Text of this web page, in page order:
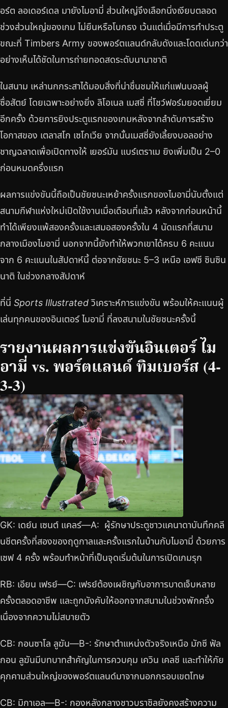
อร์ต ลอเดอร์เดล มายังไมอามี่ ส่วนใหญ่จึงเลือกนิ่งเงียบตลอด
ช่วงส่วนใหญ่ของเกม ไม่ยืนหรือโบกธง เว้นแต่เมื่อมีการทำประตู
ขณะที่ Timbers Army ของพอร์ตแลนด์กลับดังและโดดเด่นกว่า
อย่างเห็นได้ชัดในการถ่ายทอดสดระดับนานาชาติ
ในสนาม เหล่านกกระสาได้มอบสิ่งที่น่าชื่นชมให้แก่แฟนบอลผู้
ซื่อสัตย์ โดยเฉพาะอย่างยิ่ง ลิโอเนล เมสซี่ ที่โชว์ฟอร์มยอดเยี่ยม
อีกครั้ง ด้วยการยิงประตูแรกของเกมหลังจากลำดับการสร้าง
โอกาสของ เตลาสโก เซโกเวีย จากนั้นเมสซี่ยังเลี้ยงบอลอย่าง
ชาญฉลาดเพื่อเปิดทางให้ เยอร์มัน แบร์เตราเม ยิงเพิ่มเป็น 2–0
ก่อนหมดครึ่งแรก
ผลการแข่งขันนี้ถือเป็นชัยชนะเหย้าครั้งแรกของไมอามี่นับตั้งแต่
สนามกีฬาแห่งใหม่เปิดใช้งานเมื่อเดือนที่แล้ว หลังจากก่อนหน้านี้
ทำได้เพียงแพ้สองครั้งและเสมอสองครั้งใน 4 นัดแรกที่สนาม
กลางเมืองไมอามี่ นอกจากนี้ยังทำให้พวกเขาได้ครบ 6 คะแนน
จาก 6 คะแนนในสัปดาห์นี้ ต่อจากชัยชนะ 5–3 เหนือ เอฟซี ซินซิน
นาติ ในช่วงกลางสัปดาห์
ที่นี่ Sports Illustratedวิเคราะห์การแข่งขัน พร้อมให้คะแนนผู้
เล่นทุกคนของอินเตอร์ ไมอามี่ ที่ลงสนามในชัยชนะครั้งนี้
รายงานผลการแข่งขันอินเตอร์ ไม
อามี่ vs. พอร์ตแลนด์ ทิมเบอร์ส (4-
3-3)
GK: เดย์น เซนต์ แคลร์—A: ผู้รักษาประตูชาวแคนาดาบันทึกคลี
นชีตครั้งที่สองของฤดูกาลและครั้งแรกในบ้านกับไมอามี่ ด้วยการ
เซฟ 4 ครั้ง พร้อมทำหน้าที่เป็นจุดเริ่มต้นในการเปิดเกมรุก
RB: เอียน เฟรย์—C: เฟรย์ต้องเผชิญกับอาการบาดเจ็บหลาย
ครั้งตลอดอาชีพ และถูกบังคับให้ออกจากสนามในช่วงพักครึ่ง
เนื่องจากความไม่สบายตัว
CB: กอนซาโล ลูฆัน—B-: รักษาตำแหน่งตัวจริงเหนือ มักซี ฟัล
กอน ลูฆันมีบทบาทสำคัญในการควบคุม เควิน เคลซี และทำให้ภัย
คุกคามส่วนใหญ่ของพอร์ตแลนด์มาจากนอกกรอบเขตโทษ
CB: มิกาเอล—B-: กองหลังกลางชาวบราซิลยังคงสร้างความ